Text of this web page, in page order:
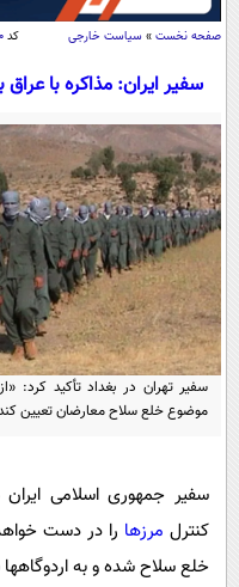
صفحه نخست » سیاست خارجی کد
سفیر ایران: مذاکره با
سفیر تهران در بغداد تأکید کرد:
موضوع خلع سلاح معارضان تعیین
سفیر جمهوری اسلامی
کنترل مرزها را در دست
خلع سلاح شده و به اردوگاهها